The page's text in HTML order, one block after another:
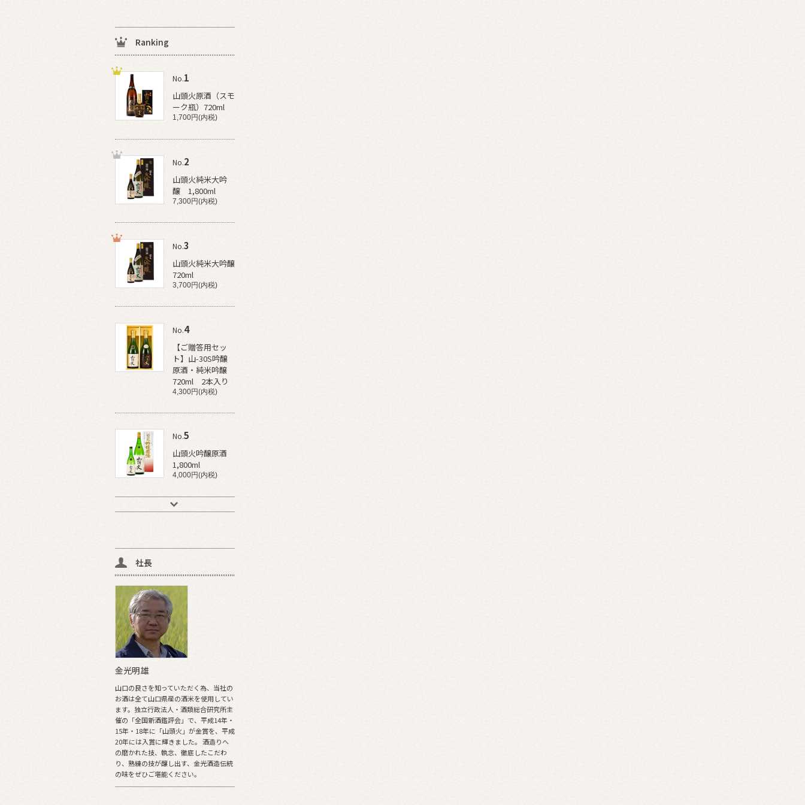
Ranking
No.1
山頭火原酒（スモ
ーク瓶）720ml
1,700円(内税)
No.2
山頭火純米大吟
醸 1,800ml
7,300円(内税)
No.3
山頭火純米大吟醸
720ml
3,700円(内税)
No.4
【ご贈答用セッ
ト】山-30S吟醸
原酒・純米吟醸
720ml 2本入り
4,300円(内税)
No.5
山頭火吟醸原酒
1,800ml
4,000円(内税)
社長
金光明雄
山口の良さを知っていただく為、当社の
お酒は全て山口県産の酒米を使用してい
ます。独立行政法人・酒類総合研究所主
催の「全国新酒鑑評会」で、平成14年・
15年・18年に「山頭火」が金賞を、平成
20年には入賞に輝きました。 酒造りへ
の磨かれた技、執念、徹底したこだわ
り、熟練の技が醸し出す、金光酒造伝統
の味をぜひご堪能ください。